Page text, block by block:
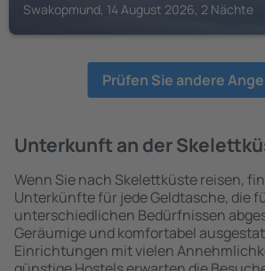
Swakopmund, 14 August 2026, 2 Nächte
Prüfen Sie andere
Unterkunft an der
Wenn Sie nach Skelettküste reisen,
Unterkünfte für jede Geldtasche, die
unterschiedlichen Bedürfnissen
Geräumige und komfortabel
Einrichtungen mit vielen